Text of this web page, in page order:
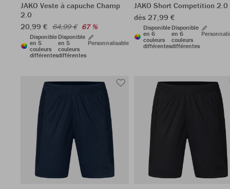
JAKO Veste à capuche Champ
2.0
20,99 € 64,99 € 67 %
Disponible
en 5
couleurs
différentes
Disponible
en 5
couleurs
différentes
Personnalisable
JAKO Short Competition 2.0
dès 27,99 €
Disponible
en 6
couleurs
différentes
Disponible
en 6
couleurs
différentes